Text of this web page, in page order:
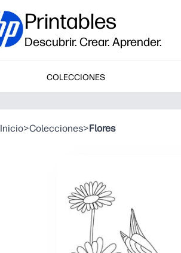
Printables
Descubrir. Crear. Aprender.
COLECCIONES
Inicio>Colecciones>Flores